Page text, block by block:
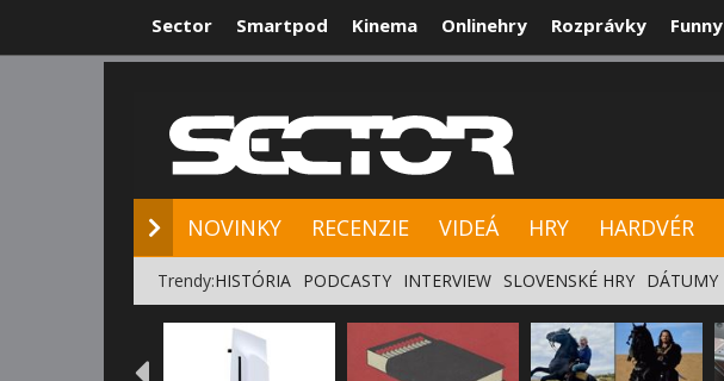
Sector Smartpod Kinema Onlinehry Rozprávky Funny
NOVINKY RECENZIE VIDEÁ HRY HARDVÉR
Trendy:HISTÓRIA PODCASTY INTERVIEW SLOVENSKÉ HRY DÁTUMY